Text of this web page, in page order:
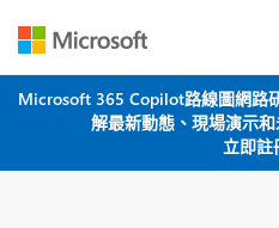
Microsoft 365 Copilot路線圖網路
解最新動態、現場演示
立即註